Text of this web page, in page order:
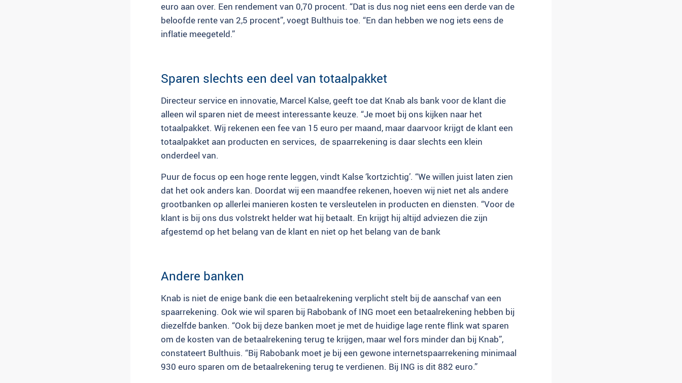
euro aan over. Een rendement van 0,70 procent. “Dat is dus nog niet eens een derde van de
beloofde rente van 2,5 procent”, voegt Bulthuis toe. “En dan hebben we nog iets eens de
inflatie meegeteld.”
Sparen slechts een deel van totaalpakket
Directeur service en innovatie, Marcel Kalse, geeft toe dat Knab als bank voor de klant die
alleen wil sparen niet de meest interessante keuze. “Je moet bij ons kijken naar het
totaalpakket. Wij rekenen een fee van 15 euro per maand, maar daarvoor krijgt de klant een
totaalpakket aan producten en services, de spaarrekening is daar slechts een klein
onderdeel van.
Puur de focus op een hoge rente leggen, vindt Kalse ‘kortzichtig’. “We willen juist laten zien
dat het ook anders kan. Doordat wij een maandfee rekenen, hoeven wij niet net als andere
grootbanken op allerlei manieren kosten te versleutelen in producten en diensten. “Voor de
klant is bij ons dus volstrekt helder wat hij betaalt. En krijgt hij altijd adviezen die zijn
afgestemd op het belang van de klant en niet op het belang van de bank
Andere banken
Knab is niet de enige bank die een betaalrekening verplicht stelt bij de aanschaf van een
spaarrekening. Ook wie wil sparen bij Rabobank of ING moet een betaalrekening hebben bij
diezelfde banken. “Ook bij deze banken moet je met de huidige lage rente flink wat sparen
om de kosten van de betaalrekening terug te krijgen, maar wel fors minder dan bij Knab”,
constateert Bulthuis. “Bij Rabobank moet je bij een gewone internetspaarrekening minimaal
930 euro sparen om de betaalrekening terug te verdienen. Bij ING is dit 882 euro.”